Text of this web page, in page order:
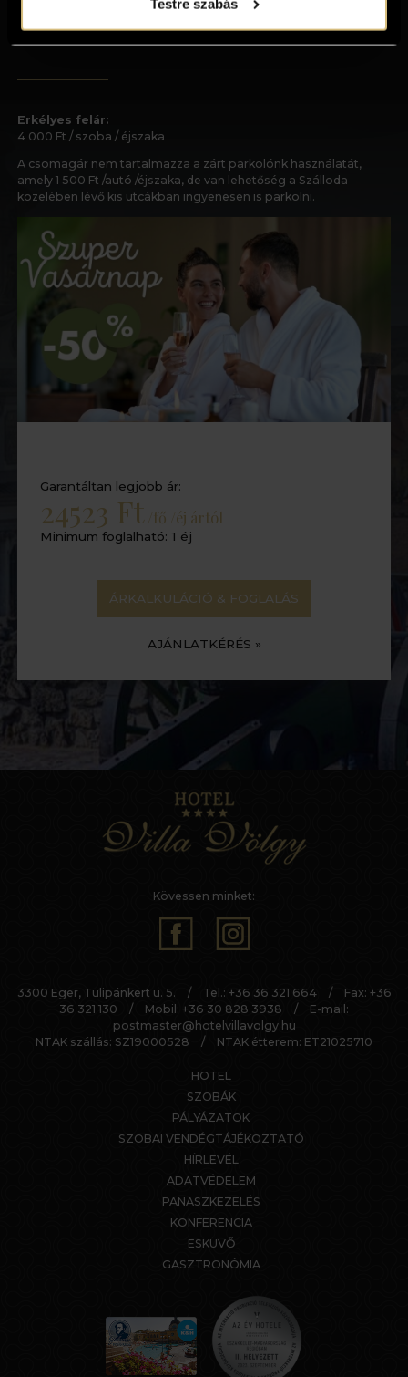
Testre szabás
Fontos információk:
Erkélyes felár:
4 000 Ft / szoba / éjszaka
A csomagár nem tartalmazza a zárt parkolónk használatát,
amely 1 500 Ft /autó /éjszaka, de van lehetőség a Szálloda
közelében lévő kis utcákban ingyenesen is parkolni.
Garantáltan legjobb ár:
24523 Ft /fő /éj ártól
Minimum foglalható: 1 éj
ÁRKALKULÁCIÓ & FOGLALÁS
AJÁNLATKÉRÉS »
Kövessen minket:
3300 Eger, Tulipánkert u. 5. / Tel.: +36 36 321 664 /
Fax: +36
36 321 130
/ Mobil: +36 30 828 3938 /
E-mail:
postmaster@hotelvillavolgy.hu
NTAK szállás: SZ19000528
/ NTAK étterem: ET21025710
HOTEL
SZOBÁK
PÁLYÁZATOK
SZOBAI VENDÉGTÁJÉKOZTATÓ
HÍRLEVÉL
ADATVÉDELEM
PANASZKEZELÉS
KONFERENCIA
ESKÜVŐ
GASZTRONÓMIA